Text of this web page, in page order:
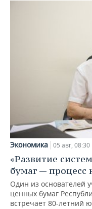
Экономика 05 авг, 08:30
«Развитие
бумаг —
Один из основателей
ценных бумаг
встречает 80-летний